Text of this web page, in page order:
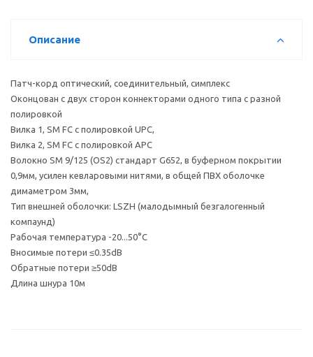
Описание
Патч-корд оптический, соединительный, симплекс
Оконцован с двух сторон коннекторами одного типа с разной
полировкой
Вилка 1, SM FC с полировкой UPC,
Вилка 2, SM FC с полировкой APC
Волокно SM 9/125 (OS2) стандарт G652, в буферном покрытии
0,9мм, усилен кевларовыми нитями, в общей ПВХ оболочке
димаметром 3мм,
Тип внешней оболочки: LSZH (малодымный безгалогенный
компаунд)
Рабочая температура -20...50°С
Вносимые потери ≤0.35dB
Обратные потери ≥50dB
Длина шнура 10м